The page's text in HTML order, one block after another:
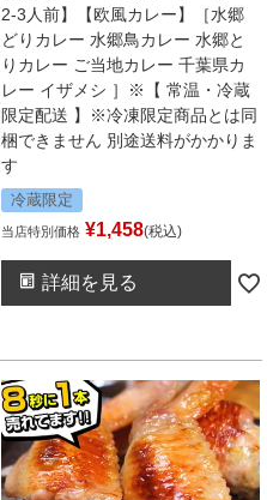
2-3人前】【欧風カレー】［水郷
どりカレー 水郷鳥カレー 水郷と
りカレー ご当地カレー 千葉県カ
レー イザメシ ］※【 常温・冷蔵
限定配送 】※冷凍限定商品とは同
梱できません 別途送料がかかりま
す
冷蔵限定
当店特別価格 ¥1,458 税込
詳細を見る